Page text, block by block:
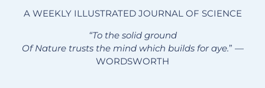
A WEEKLY ILLUSTRATED JOURNAL OF SCIENCE
“To the solid ground
Of Nature trusts the mind which builds for aye.” —
WORDSWORTH